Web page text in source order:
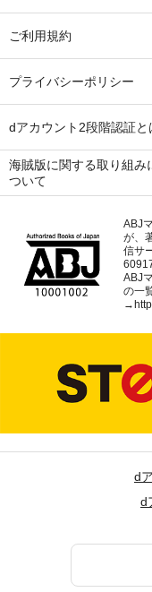
ご利用規約
プライバシーポリシー
dアカウント2段階認証と
海賊版に関する取り組み
ついて
ABJ
が、
信サ
ABJ
の一
→
d
d